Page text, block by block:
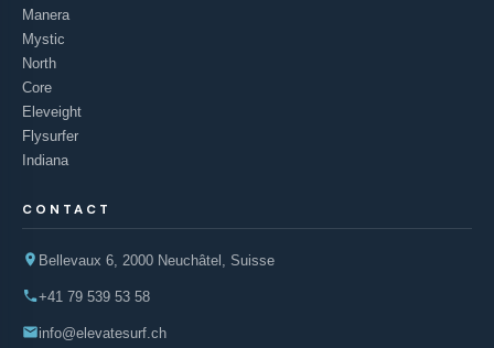
Manera
Mystic
North
Core
Eleveight
Flysurfer
Indiana
CONTACT
Bellevaux 6, 2000 Neuchâtel, Suisse
+41 79 539 53 58
info@elevatesurf.ch